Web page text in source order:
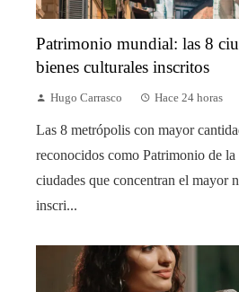
Patrimonio mundial: las 8
bienes culturales inscritos
Hugo Carrasco Hace 24 horas
Las 8 metrópolis con mayor
reconocidos como Patrimonio de
ciudades que concentran el mayor
inscri...